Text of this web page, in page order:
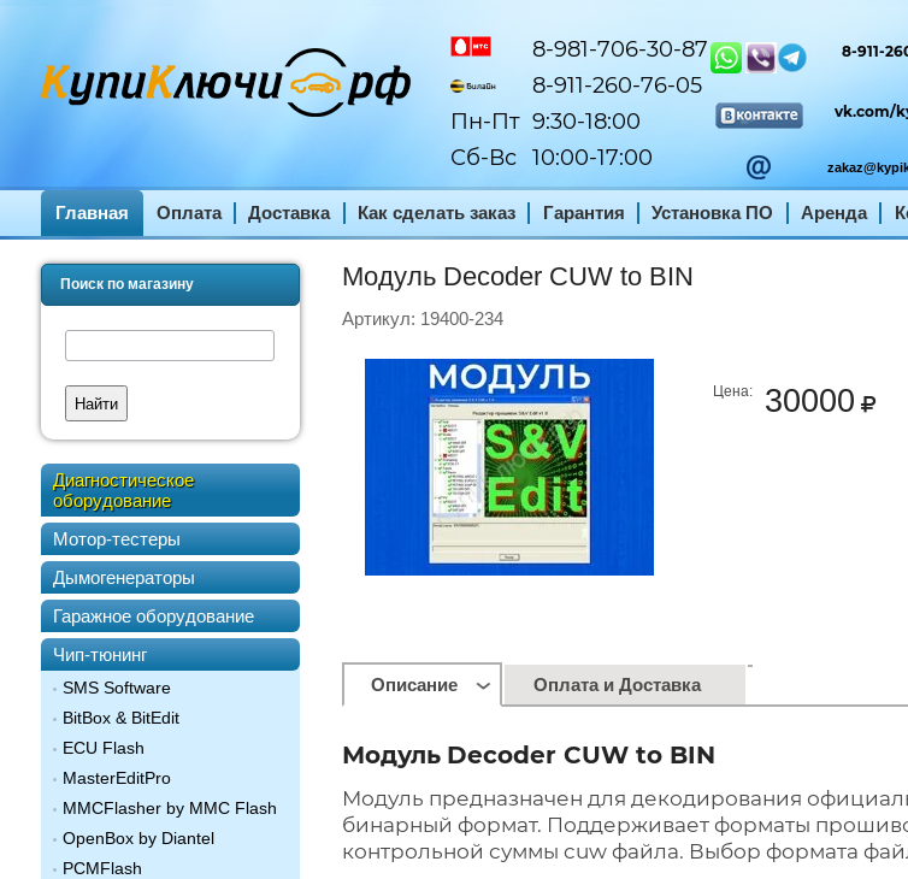
Главная Оплата Доставка Как сделать заказ Гарантия Установка ПО Аренда
8-981-706-30-87
8-911-260-76-05
Пн-Пт 9:30-18:00
Сб-Вс
10:00-17:00
8-911-
vk.com/
Поиск по магазину
Найти
Диагностическое
оборудование
Мотор-тестеры
Дымогенераторы
Гаражное оборудование
Чип-тюнинг
SMS Software
BitBox & BitEdit
ECU Flash
MasterEditPro
MMCFlasher by MMC Flash
OpenBox by Diantel
PCMFlash
Модуль Decoder CUW to BIN
Артикул: 19400-234
Цена: 30000
Описание Оплата и Доставка
Модуль Decoder CUW to BIN
Модуль предназначен для декодирования
бинарный формат. Поддерживает форматы
контрольной суммы cuw файла. Выбор формата